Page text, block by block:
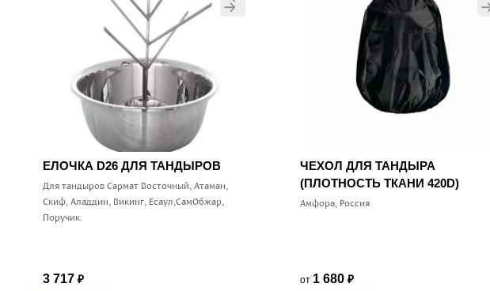
ЕЛОЧКА D26 ДЛЯ ТАНДЫРОВ
Для тандыров Сармат Восточный, Атаман,
Скиф, Аладдин, Викинг, Есаул,СамОбжар,
Поручик.
3 717 ₽
ЧЕХОЛ ДЛЯ ТАНДЫРА
(ПЛОТНОСТЬ ТКАНИ 420D)
Амфора, Россия
от 1 680 ₽